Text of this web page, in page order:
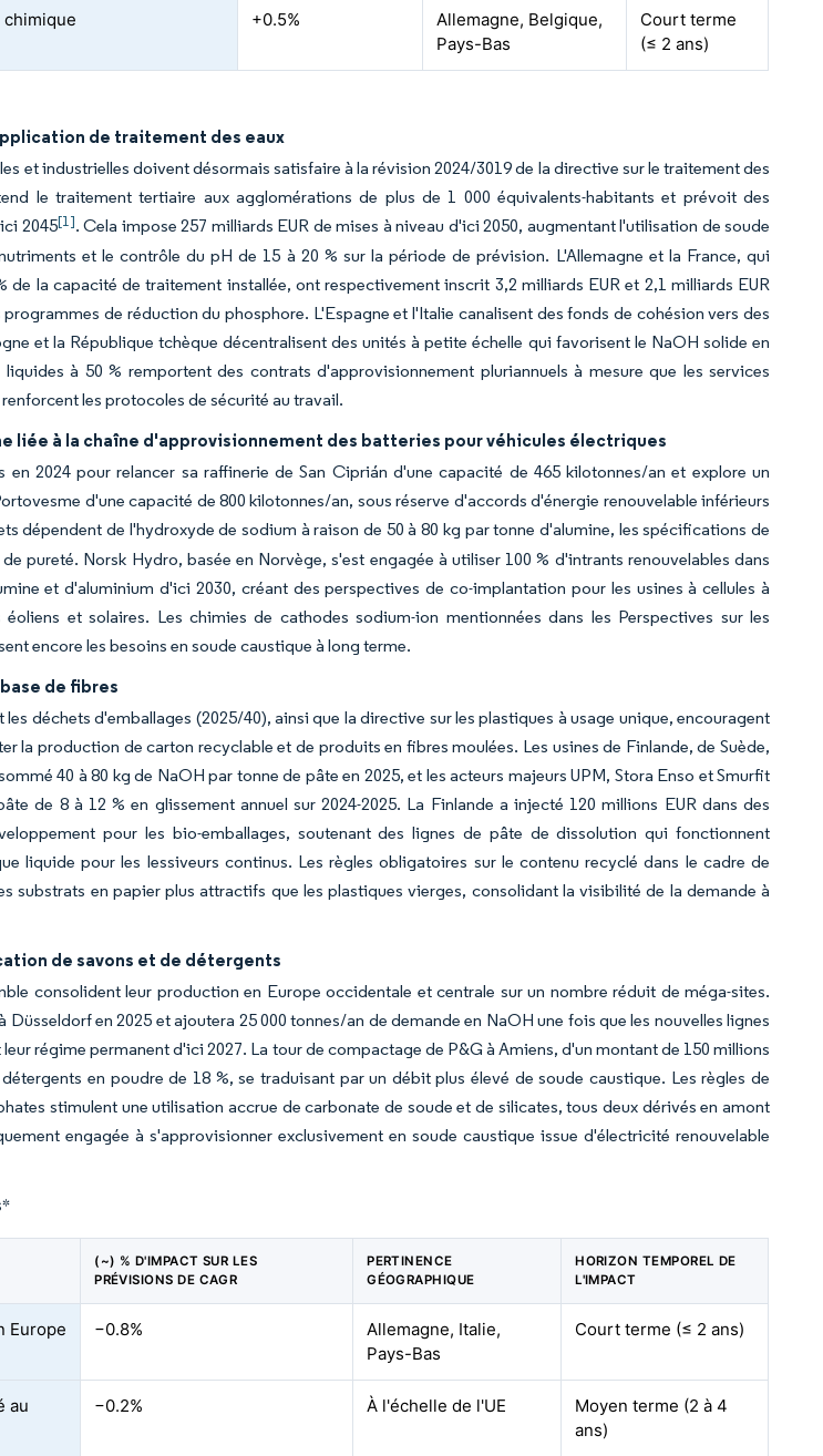
+0.5%
Allemagne, Belgique,
Pays-Bas
Court terme
(≤ 2 ans)
de traitement des eaux
et industrielles doivent désormais satisfaire à la révision 2024/3019 de la directive sur le traitement des
le traitement tertiaire aux agglomérations de plus de 1 000 équivalents-habitants et prévoit des
2045[1]. Cela impose 257 milliards EUR de mises à niveau d'ici 2050, augmentant l'utilisation de soude
et le contrôle du pH de 15 à 20 % sur la période de prévision. L'Allemagne et la France, qui
de la capacité de traitement installée, ont respectivement inscrit 3,2 milliards EUR et 2,1 milliards EUR
de réduction du phosphore. L'Espagne et l'Italie canalisent des fonds de cohésion vers des
et la République tchèque décentralisent des unités à petite échelle qui favorisent le NaOH solide en
à 50 % remportent des contrats d'approvisionnement pluriannuels à mesure que les services
les protocoles de sécurité au travail.
liée à la chaîne d'approvisionnement des batteries pour véhicules électriques
en 2024 pour relancer sa raffinerie de San Ciprián d'une capacité de 465 kilotonnes/an et explore un
d'une capacité de 800 kilotonnes/an, sous réserve d'accords d'énergie renouvelable inférieurs
dépendent de l'hydroxyde de sodium à raison de 50 à 80 kg par tonne d'alumine, les spécifications de
pureté. Norsk Hydro, basée en Norvège, s'est engagée à utiliser 100 % d'intrants renouvelables dans
et d'aluminium d'ici 2030, créant des perspectives de co-implantation pour les usines à cellules à
et solaires. Les chimies de cathodes sodium-ion mentionnées dans les Perspectives sur les
encore les besoins en soude caustique à long terme.
de fibres
les déchets d'emballages (2025/40), ainsi que la directive sur les plastiques à usage unique, encouragent
la production de carton recyclable et de produits en fibres moulées. Les usines de Finlande, de Suède,
40 à 80 kg de NaOH par tonne de pâte en 2025, et les acteurs majeurs UPM, Stora Enso et Smurfit
de 8 à 12 % en glissement annuel sur 2024-2025. La Finlande a injecté 120 millions EUR dans des
pour les bio-emballages, soutenant des lignes de pâte de dissolution qui fonctionnent
liquide pour les lessiveurs continus. Les règles obligatoires sur le contenu recyclé dans le cadre de
substrats en papier plus attractifs que les plastiques vierges, consolidant la visibilité de la demande à
de savons et de détergents
consolident leur production en Europe occidentale et centrale sur un nombre réduit de méga-sites.
Düsseldorf en 2025 et ajoutera 25 000 tonnes/an de demande en NaOH une fois que les nouvelles lignes
régime permanent d'ici 2027. La tour de compactage de P&G à Amiens, d'un montant de 150 millions
en poudre de 18 %, se traduisant par un débit plus élevé de soude caustique. Les règles de
stimulent une utilisation accrue de carbonate de soude et de silicates, tous deux dérivés en amont
engagée à s'approvisionner exclusivement en soude caustique issue d'électricité renouvelable
*
(~) % D'IMPACT SUR LES
PRÉVISIONS DE CAGR
PERTINENCE
GÉOGRAPHIQUE
HORIZON TEMPOREL DE
L'IMPACT
Europe −0.8%
Allemagne, Italie,
Pays-Bas
Court terme (≤ 2 ans)
au
−0.2% À l'échelle de l'UE
Moyen terme (2 à 4
ans)